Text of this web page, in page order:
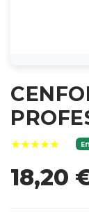
★★★★★
18,20